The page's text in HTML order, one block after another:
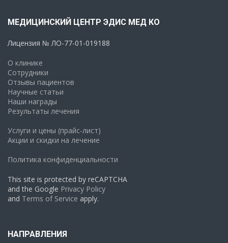
МЕДИЦИНСКИЙ ЦЕНТР ЭДИС МЕД КО
Лицензия № ЛО-77-01-019188
О клинике
Сотрудники
Отзывы пациентов
Научные статьи
Наши награды
Результаты лечения
Услуги и цены (прайс-лист)
Акции и скидки на лечение
Политика конфиденциальности
This site is protected by reCAPTCHA
and the Google Privacy Policy
and Terms of Service apply.
НАПРАВЛЕНИЯ